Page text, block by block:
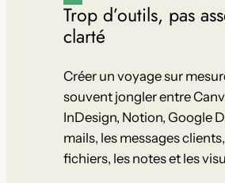
Trop d’outils, pas
clarté
Créer un voyage sur
souvent jongler entre
InDesign, Notion, Google
mails, les messages
fichiers, les notes et les